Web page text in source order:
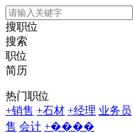
搜职位
搜索
职位
简历
热门职位
+销售 +石材 +经理 业务员
售 会计 +����